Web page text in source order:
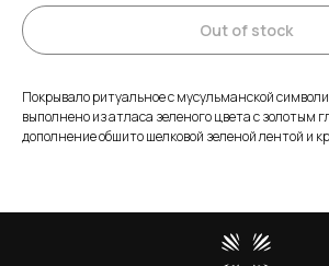
Out of stock
Покрывало ритуальное с мусульманской
выполнено из атласа зеленого цвета с золотым
дополнение обшито шелковой зеленой лентой и